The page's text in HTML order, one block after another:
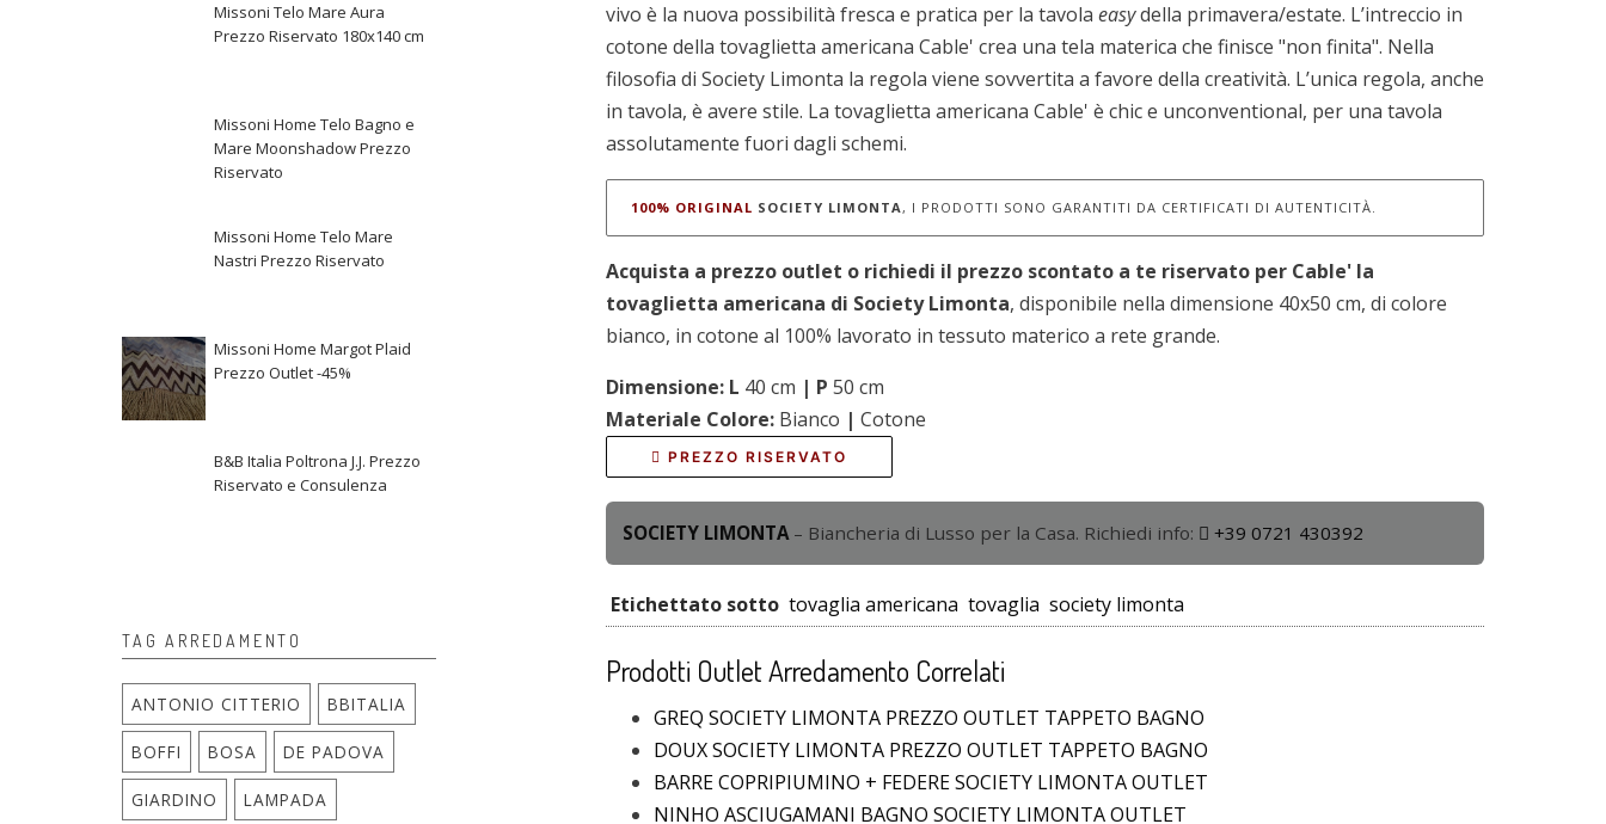
vivo è la nuova possibilità fresca e pratica per la tavola easydella primavera/estate. L’intreccio in
cotone della tovaglietta americana Cable' crea una tela materica che finisce "non finita". Nella
filosofia di Society Limonta la regola viene sovvertita a favore della creatività. L’unica regola, anche
in tavola, è avere stile. La tovaglietta americana Cable' è chic e unconventional, per una tavola
assolutamente fuori dagli schemi.
100% ORIGINAL SOCIETY LIMONTA, I PRODOTTI SONO GARANTITI DA CERTIFICATI DI AUTENTICITÀ.
Acquista a prezzo outlet o richiedi il prezzo scontato a te riservato per Cable' la
tovaglietta americana di Society Limonta, disponibile nella dimensione 40x50 cm, di colore
bianco, in cotone al 100% lavorato in tessuto materico a rete grande.
Dimensione: L 40 cm | P 50 cm
Materiale Colore: Bianco | Cotone
PREZZO RISERVATO
SOCIETY LIMONTA – Biancheria di Lusso per la Casa. Richiedi info: +39 0721 430392
Etichettato sotto tovaglia americana tovaglia society limonta
Prodotti Outlet Arredamento Correlati
GREQ SOCIETY LIMONTA PREZZO OUTLET TAPPETO BAGNO
DOUX SOCIETY LIMONTA PREZZO OUTLET TAPPETO BAGNO
BARRE COPRIPIUMINO + FEDERE SOCIETY LIMONTA OUTLET
NINHO ASCIUGAMANI BAGNO SOCIETY LIMONTA OUTLET
Missoni Telo Mare Aura
Prezzo Riservato 180x140 cm
Missoni Home Telo Bagno e
Mare Moonshadow Prezzo
Riservato
Missoni Home Telo Mare
Nastri Prezzo Riservato
Missoni Home Margot Plaid
Prezzo Outlet -45%
B&B Italia Poltrona J.J. Prezzo
Riservato e Consulenza
TAG ARREDAMENTO
ANTONIO CITTERIO BBITALIA
BOFFI BOSA DE PADOVA
GIARDINO LAMPADA